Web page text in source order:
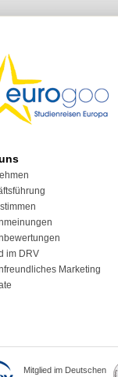
im DRV
Marketing
Mitglied im Deutschen